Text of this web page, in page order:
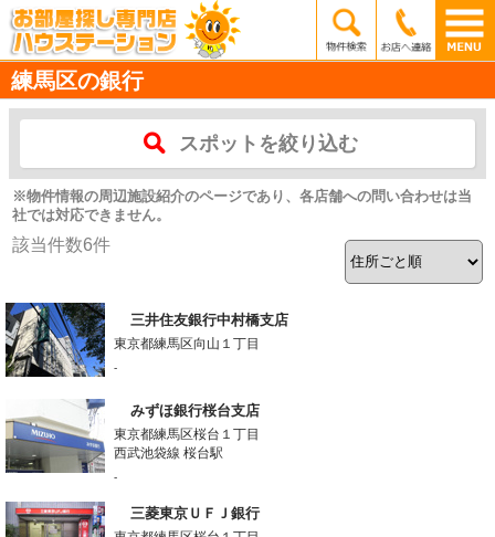
練馬区の銀行
スポットを絞り込む
※物件情報の周辺施設紹介のページであり、各店舗への問い合わせは当
社では対応できません。
該当件数6件
三井住友銀行中村橋支店
東京都練馬区向山１丁目
-
みずほ銀行桜台支店
東京都練馬区桜台１丁目
西武池袋線 桜台駅
-
三菱東京ＵＦＪ銀行